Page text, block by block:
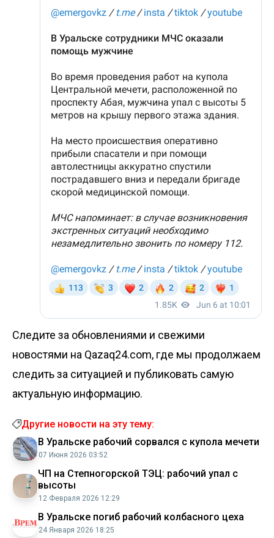
Следите за обновлениями и свежими
новостями на Qazaq24.com, где мы продолжаем
следить за ситуацией и публиковать самую
актуальную информацию.
Другие новости на эту тему:
В Уральске рабочий сорвался с купола мечети
07 Июня 2026 03:52
ЧП на Степногорской ТЭЦ: рабочий упал с
высоты
12 Февраля 2026 12:29
В Уральске погиб рабочий колбасного цеха
24 Января 2026 18:25